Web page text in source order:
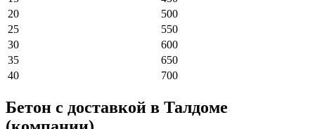
20
500
25
550
30
600
35
650
40
700
Бетон с доставкой в Талдоме